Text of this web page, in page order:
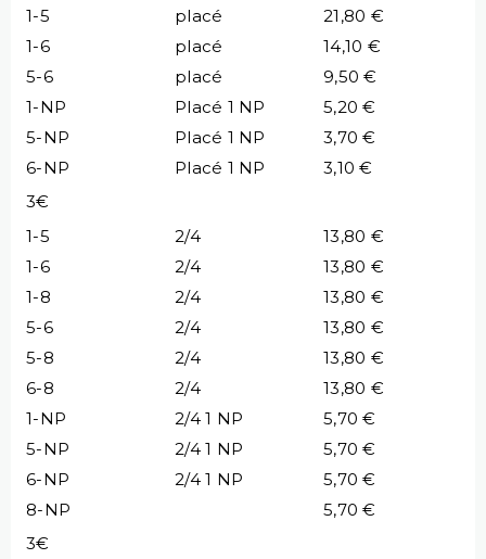
1-5 placé
21,80 €
1-6
placé
14,10 €
5-6
placé
9,50 €
1-NP
Placé 1 NP
5,20 €
5-NP
Placé 1 NP
3,70 €
6-NP
Placé 1 NP
3,10 €
3€
1-5
2/4
13,80 €
1-6
2/4
13,80 €
1-8
2/4
13,80 €
5-6
2/4
13,80 €
5-8
2/4
13,80 €
6-8
2/4
13,80 €
1-NP
2/4 1 NP
5,70 €
5-NP
2/4 1 NP
5,70 €
6-NP
2/4 1 NP
5,70 €
8-NP
5,70 €
3€